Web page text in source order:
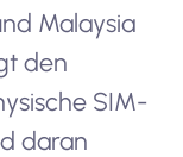
Malaysia
den
SIM-
daran